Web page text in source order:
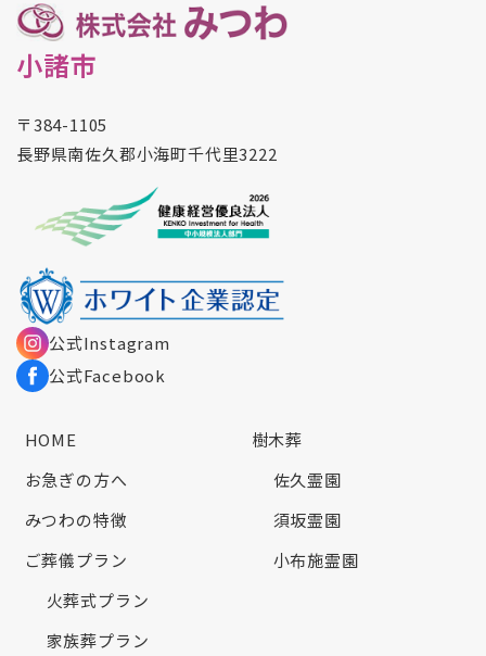
小諸市
〒384-1105
長野県南佐久郡小海町千代里3222
公式Instagram
公式Facebook
HOME
お急ぎの方へ
みつわの特徴
ご葬儀プラン
火葬式プラン
家族葬プラン
樹木葬
佐久霊園
須坂霊園
小布施霊園